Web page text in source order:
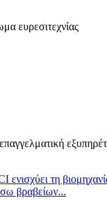
ευρεσιτεχνίας